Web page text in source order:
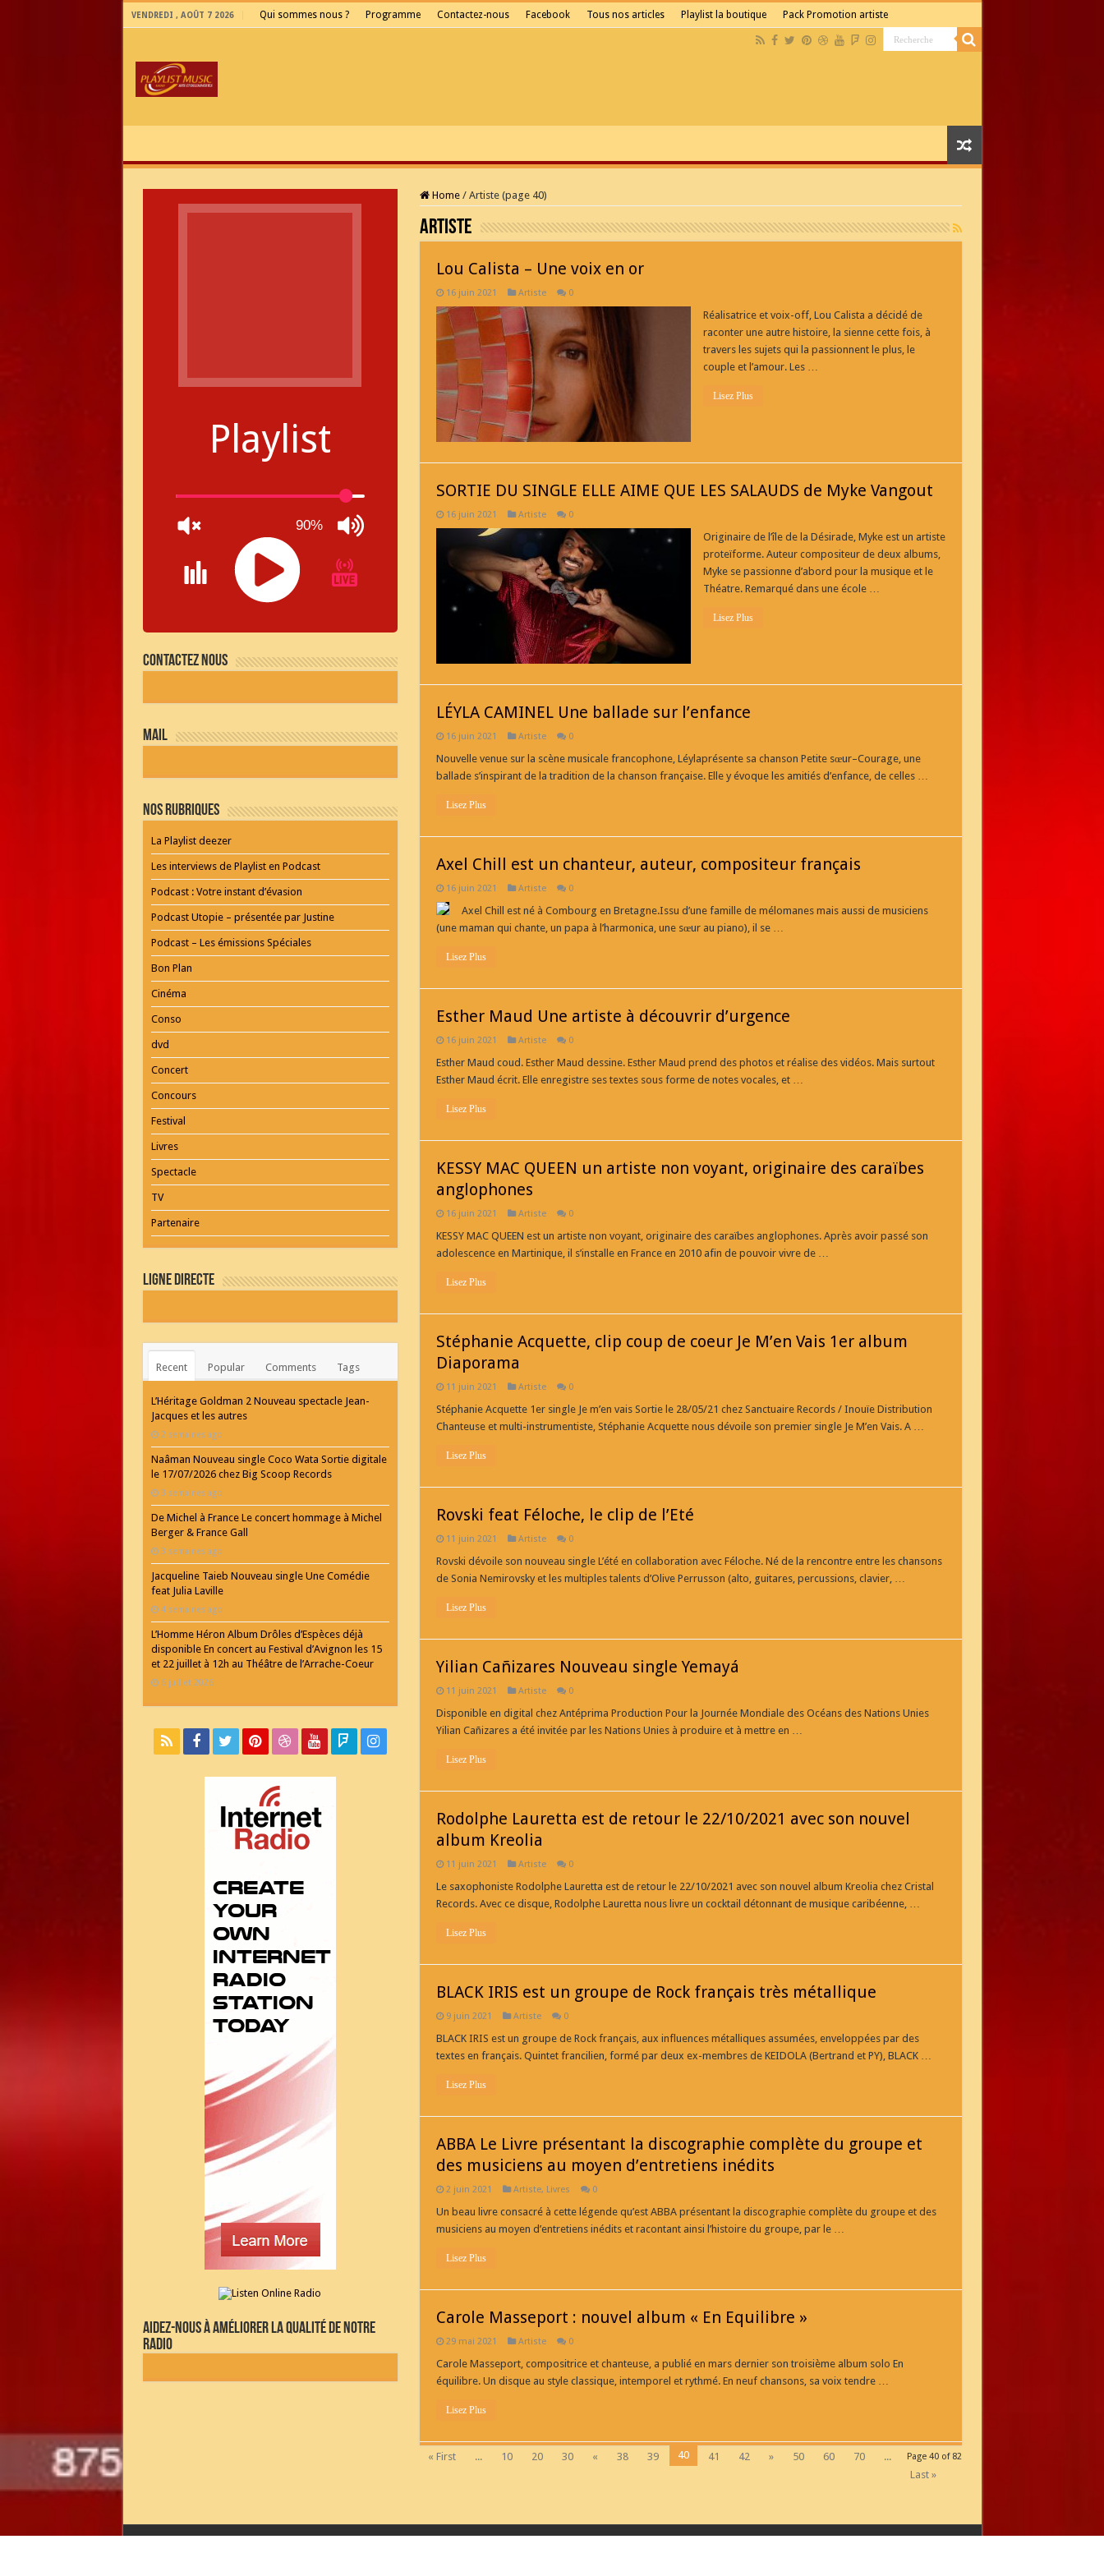
VENDREDI , AOÛT 7 2026 Qui sommes nous ? Programme Contactez-nous Facebook Tous nos articles Playlist la boutique Pack Promotion artiste
Home / Artiste (page 40)
Artiste
Lou Calista – Une voix en or
16 juin 2021 Artiste 0
Réalisatrice et voix-off, Lou Calista a décidé de
raconter une autre histoire, la sienne cette fois, à
travers les sujets qui la passionnent le plus, le
couple et l’amour. Les …
Lisez Plus
SORTIE DU SINGLE ELLE AIME QUE LES SALAUDS de Myke Vangout
16 juin 2021 Artiste 0
Originaire de l’île de la Désirade, Myke est un artiste
proteïforme. Auteur compositeur de deux albums,
Myke se passionne d’abord pour la musique et le
Théatre. Remarqué dans une école …
Lisez Plus
LÉYLA CAMINEL Une ballade sur l’enfance
16 juin 2021 Artiste 0
Nouvelle venue sur la scène musicale francophone, Léylaprésente sa chanson Petite sœur–Courage, une
ballade s’inspirant de la tradition de la chanson française. Elle y évoque les amitiés d’enfance, de celles …
Lisez Plus
Axel Chill est un chanteur, auteur, compositeur français
16 juin 2021 Artiste 0
Axel Chill est né à Combourg en Bretagne.Issu d’une famille de mélomanes mais aussi de musiciens
(une maman qui chante, un papa à l’harmonica, une sœur au piano), il se …
Lisez Plus
Esther Maud Une artiste à découvrir d’urgence
16 juin 2021 Artiste 0
Esther Maud coud. Esther Maud dessine. Esther Maud prend des photos et réalise des vidéos. Mais surtout
Esther Maud écrit. Elle enregistre ses textes sous forme de notes vocales, et …
Lisez Plus
KESSY MAC QUEEN un artiste non voyant, originaire des caraïbes
anglophones
16 juin 2021 Artiste 0
KESSY MAC QUEEN est un artiste non voyant, originaire des caraïbes anglophones. Après avoir passé son
adolescence en Martinique, il s’installe en France en 2010 afin de pouvoir vivre de …
Lisez Plus
Stéphanie Acquette, clip coup de coeur Je M’en Vais 1er album
Diaporama
11 juin 2021 Artiste 0
Stéphanie Acquette 1er single Je m’en vais Sortie le 28/05/21 chez Sanctuaire Records / Inouïe Distribution
Chanteuse et multi-instrumentiste, Stéphanie Acquette nous dévoile son premier single Je M’en Vais. A …
Lisez Plus
Rovski feat Féloche, le clip de l’Eté
11 juin 2021 Artiste 0
Rovski dévoile son nouveau single L’été en collaboration avec Féloche. Né de la rencontre entre les chansons
de Sonia Nemirovsky et les multiples talents d’Olive Perrusson (alto, guitares, percussions, clavier, …
Lisez Plus
Yilian Cañizares Nouveau single Yemayá
11 juin 2021 Artiste 0
Disponible en digital chez Antéprima Production Pour la Journée Mondiale des Océans des Nations Unies
Yilian Cañizares a été invitée par les Nations Unies à produire et à mettre en …
Lisez Plus
Rodolphe Lauretta est de retour le 22/10/2021 avec son nouvel
album Kreolia
11 juin 2021 Artiste 0
Le saxophoniste Rodolphe Lauretta est de retour le 22/10/2021 avec son nouvel album Kreolia chez Cristal
Records. Avec ce disque, Rodolphe Lauretta nous livre un cocktail détonnant de musique caribéenne, …
Lisez Plus
BLACK IRIS est un groupe de Rock français très métallique
9 juin 2021 Artiste 0
BLACK IRIS est un groupe de Rock français, aux influences métalliques assumées, enveloppées par des
textes en français. Quintet francilien, formé par deux ex-membres de KEIDOLA (Bertrand et PY), BLACK …
Lisez Plus
ABBA Le Livre présentant la discographie complète du groupe et
des musiciens au moyen d’entretiens inédits
2 juin 2021 Artiste, Livres 0
Un beau livre consacré à cette légende qu’est ABBA présentant la discographie complète du groupe et des
musiciens au moyen d’entretiens inédits et racontant ainsi l’histoire du groupe, par le …
Lisez Plus
Carole Masseport : nouvel album « En Equilibre »
29 mai 2021 Artiste 0
Carole Masseport, compositrice et chanteuse, a publié en mars dernier son troisième album solo En
équilibre. Un disque au style classique, intemporel et rythmé. En neuf chansons, sa voix tendre …
Lisez Plus
Page 40 of 82
« First ... 10 20 30 « 38 39 40 41 42 » 50 60 70
...
Last »
Playlist
90%
RADIO
PLAYER
RADIO
by
WordPress
SERVICE
ONLINE
AGENTUR
MAINZ
Playlist
Contactez nous
mail
Nos Rubriques
La Playlist deezer
Les interviews de Playlist en Podcast
Podcast : Votre instant d’évasion
Podcast Utopie – présentée par Justine
Podcast – Les émissions Spéciales
Bon Plan
Cinéma
Conso
dvd
Concert
Concours
Festival
Livres
Spectacle
TV
Partenaire
Ligne Directe
Recent Popular Comments Tags
L’Héritage Goldman 2 Nouveau spectacle Jean-
Jacques et les autres
2 semaines ago
Naâman Nouveau single Coco Wata Sortie digitale
le 17/07/2026 chez Big Scoop Records
3 semaines ago
De Michel à France Le concert hommage à Michel
Berger & France Gall
3 semaines ago
Jacqueline Taieb Nouveau single Une Comédie
feat Julia Laville
4 semaines ago
L’Homme Héron Album Drôles d’Espèces déjà
disponible En concert au Festival d’Avignon les 15
et 22 juillet à 12h au Théâtre de l’Arrache-Coeur
6 juillet 2026
Aidez-nous à améliorer la qualité de notre
radio